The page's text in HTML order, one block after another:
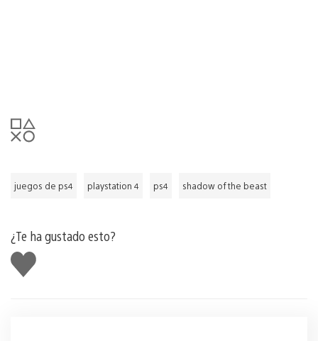
juegos de ps4 playstation 4 ps4 shadow of the beast
¿Te ha gustado esto?
Me
gusta